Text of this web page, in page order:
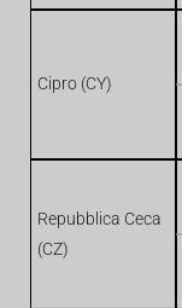
Cipro (CY)
Repubblica Ceca
(CZ)